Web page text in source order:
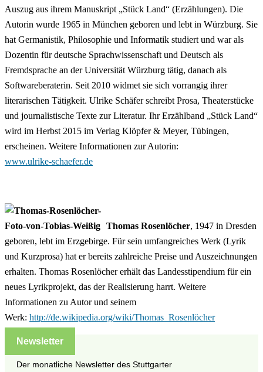
Auszug aus ihrem Manuskript „Stück Land“ (Erzählungen). Die
Autorin wurde 1965 in München geboren und lebt in Würzburg. Sie
hat Germanistik, Philosophie und Informatik studiert und war als
Dozentin für deutsche Sprachwissenschaft und Deutsch als
Fremdsprache an der Universität Würzburg tätig, danach als
Softwareberaterin. Seit 2010 widmet sie sich vorrangig ihrer
literarischen Tätigkeit. Ulrike Schäfer schreibt Prosa, Theaterstücke
und journalistische Texte zur Literatur. Ihr Erzählband „Stück Land“
wird im Herbst 2015 im Verlag Klöpfer & Meyer, Tübingen,
erscheinen. Weitere Informationen zur Autorin:
www.ulrike-schaefer.de
Thomas Rosenlöcher, 1947 in Dresden
geboren, lebt im Erzgebirge. Für sein umfangreiches Werk (Lyrik
und Kurzprosa) hat er bereits zahlreiche Preise und Auszeichnungen
erhalten. Thomas Rosenlöcher erhält das Landesstipendium für ein
neues Lyrikprojekt, das der Realisierung harrt. Weitere
Informationen zu Autor und seinem
Werk: http://de.wikipedia.org/wiki/Thomas_Rosenlöcher
Newsletter
Der monatliche Newsletter des Stuttgarter